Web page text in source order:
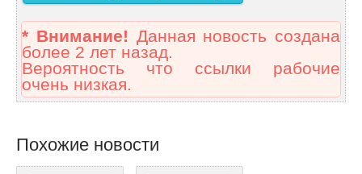
* Внимание! Данная новость создана
более 2 лет назад.
Вероятность что ссылки рабочие
очень низкая.
Похожие новости